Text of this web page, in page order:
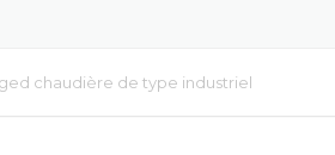
chaudière de type industriel